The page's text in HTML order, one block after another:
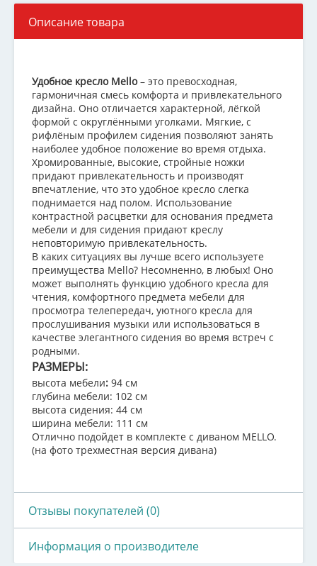
Описание товара
Удобное кресло Mello– это превосходная,
гармоничная смесь комфорта и привлекательного
дизайна. Оно отличается характерной, лёгкой
формой с округлёнными уголками. Мягкие, с
рифлёным профилем сидения позволяют занять
наиболее удобное положение во время отдыха.
Хромированные, высокие, стройные ножки
придают привлекательность и производят
впечатление, что это удобное кресло слегка
поднимается над полом. Использование
контрастной расцветки для основания предмета
мебели и для сидения придают креслу
неповторимую привлекательность.
В каких ситуациях вы лучше всего используете
преимущества Mello? Несомненно, в любых! Оно
может выполнять функцию удобного кресла для
чтения, комфортного предмета мебели для
просмотра телепередач, уютного кресла для
прослушивания музыки или использоваться в
качестве элегантного сидения во время встреч с
родными.
РАЗМЕРЫ:
высота мебели: 94 см
глубина мебели: 102 см
высота сидения: 44 см
ширина мебели: 111 см
Отлично подойдет в комплекте с диваном MELLO.
(на фото трехместная версия дивана)
Отзывы покупателей (0)
Информация о производителе